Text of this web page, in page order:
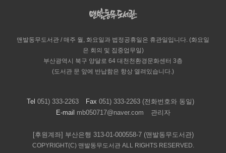
맨발동무도서관 / 매주 월, 화요일과 법정공휴일은 휴관일입니다. (화요일
은 회의 및 집중업무일)
부산광역시 북구 양달로 64 대천천환경문화센터 3층
(도서관 문 앞에 반납함은 항상 열려있습니다.)
Tel 051) 333-2263 Fax 051) 333-2263 (전화번호와 동일)
E-mail mb050717@naver.com 관리자
[후원계좌] 부산은행 313-01-000558-7 (맨발동무도서관)
COPYRIGHT(C) 맨발동무도서관 ALL RIGHTS RESERVED.